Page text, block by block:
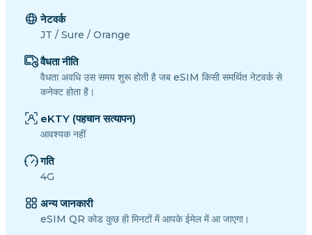
नेटवर्क
JT / Sure / Orange
वैधता नीति
वैधता अवधि उस समय शुरू होती है जब eSIM किसी समर्थित नेटवर्क से
कनेक्ट होता है।
eKTY (पहचान सत्यापन)
आवश्यक नहीं
गति
4G
अन्य जानकारी
eSIM QR कोड कुछ ही मिनटों में आपके ईमेल में आ जाएगा।